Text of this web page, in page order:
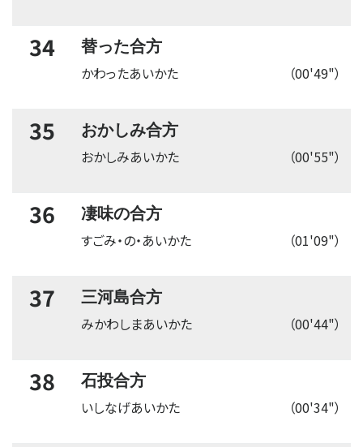
34 替った合方
（00'49"）
かわったあいかた
35 おかしみ合方
（00'55"）
おかしみあいかた
36 凄味の合方
（01'09"）
すごみ・の・あいかた
37 三河島合方
（00'44"）
みかわしまあいかた
38 石投合方
（00'34"）
いしなげあいかた